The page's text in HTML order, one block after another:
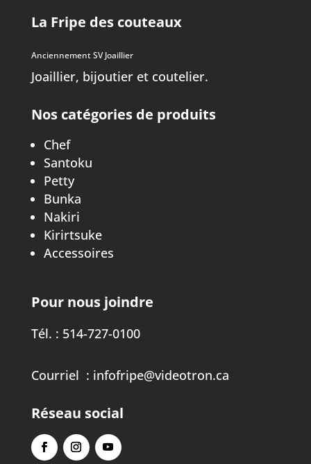
La Fripe des couteaux
Anciennement SV Joaillier
Joaillier, bijoutier et coutelier.
Nos catégories de produits
Chef
Santoku
Petty
Bunka
Nakiri
Kirirtsuke
Accessoires
Pour nous joindre
Tél. : 514-727-0100
Courriel : infofripe@videotron.ca
Réseau social